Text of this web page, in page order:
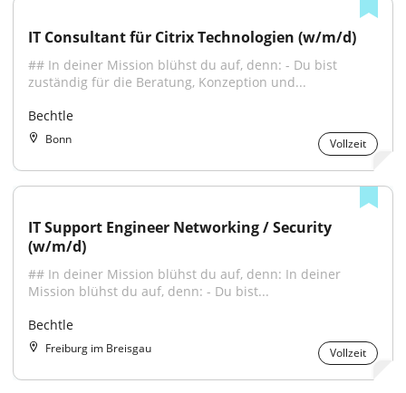
IT Consultant für Citrix Technologien (w/m/d)
## In deiner Mission blühst du auf, denn: - Du bist
zuständig für die Beratung, Konzeption und...
Bechtle
Bonn Vollzeit
IT Support Engineer Networking / Security
(w/m/d)
## In deiner Mission blühst du auf, denn: In deiner
Mission blühst du auf, denn: - Du bist...
Bechtle
Freiburg im Breisgau Vollzeit